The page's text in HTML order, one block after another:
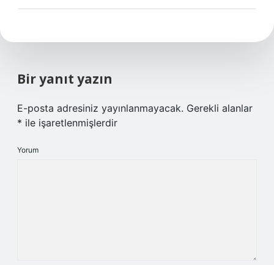
Bir yanıt yazın
E-posta adresiniz yayınlanmayacak. Gerekli alanlar
* ile işaretlenmişlerdir
Yorum